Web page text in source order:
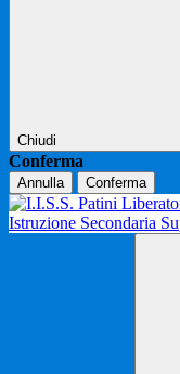
Chiudi
Conferma
Annulla Conferma
Istruzione Secondaria